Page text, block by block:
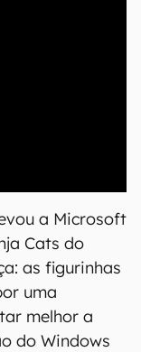
a Microsoft
Cats do
as figurinhas
uma
melhor a
do Windows